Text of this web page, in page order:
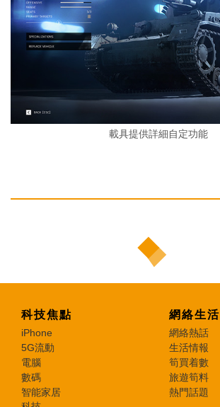
載具提供詳細自定功能
科技焦點
iPhone
5G流動
電腦
數碼
智能家居
網絡生活
網絡熱話
生活情報
筍買着數
旅遊筍料
熱門話題